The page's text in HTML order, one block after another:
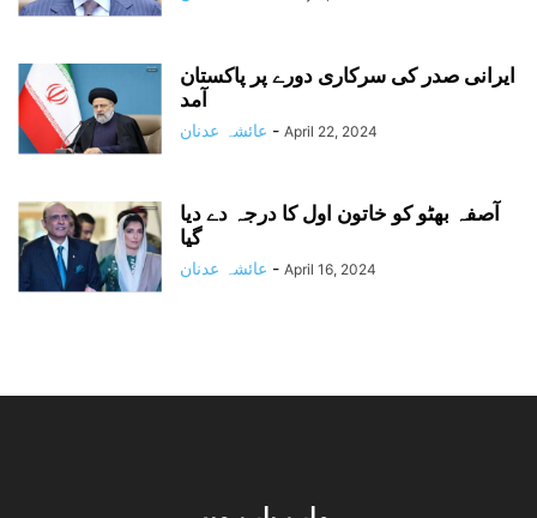
ایرانی صدر کی سرکاری دورے پر پاکستان
آمد
عائشہ عدنان - April 22, 2024
آصفہ بھٹو کو خاتون اول کا درجہ دے دیا
گیا
عائشہ عدنان - April 16, 2024